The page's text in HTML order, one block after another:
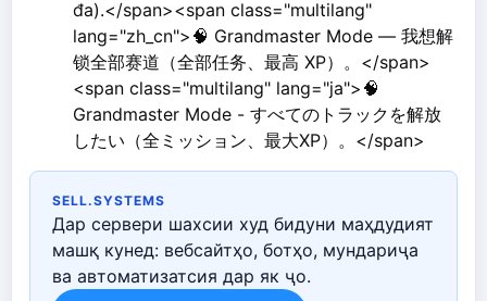
đa).</span><span class="multilang"
lang="zh_cn">🧠 Grandmaster Mode — 我想解
锁全部赛道（全部任务、最高 XP）。</span>
<span class="multilang" lang="ja">🧠
Grandmaster Mode - すべてのトラックを解放
したい（全ミッション、最大XP）。</span>
SELL.SYSTEMS
Дар сервери шахсии худ бидуни маҳдудият
машқ кунед: вебсайтҳо, ботҳо, мундариҷа
ва автоматизатсия дар як ҷо.